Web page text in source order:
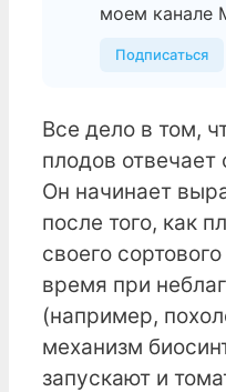
моем канале
Подписаться
Все дело в том,
плодов отвечает
Он начинает
после того, как
своего
время при
(например,
механизм
запускают и